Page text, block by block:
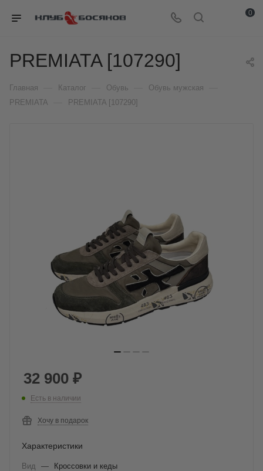
0
PREMIATA [107290]
Главная Каталог Обувь Обувь мужская
PREMIATA PREMIATA [107290]
32 900 ₽
Есть в наличии
Хочу в подарок
Характеристики
Вид —
Кроссовки и кеды